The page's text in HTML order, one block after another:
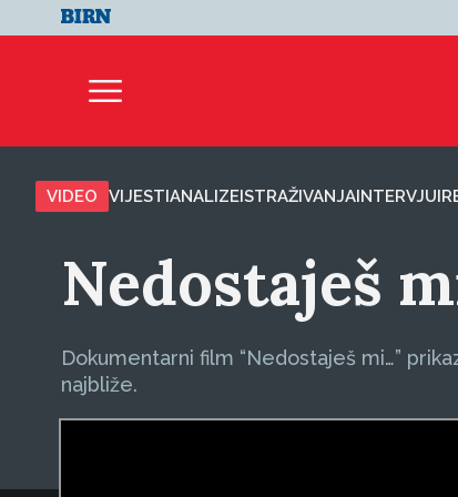
VIDEO VIJESTIANALIZEISTRAŽIVANJAINTERVJUI
Nedostaješ
Dokumentarni film “Nedostaješ mi…”
najbliže.